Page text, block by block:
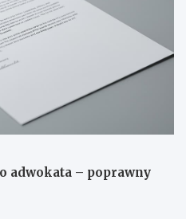
adwokata – poprawny